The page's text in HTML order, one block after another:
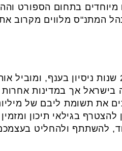
מיוחדים בתחום הספורט
המתנ"ס מלווים מקרוב
את חוג ההוקי שדה מדריך המאמן גולן המוכשר שמחזיק בלמעלה מ20
אך במדינות אחרות
את תשומת ליבם של
בגילאי תיכון
להשתתף ולהחליט